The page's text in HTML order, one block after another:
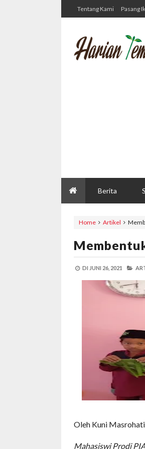
Tentang Kami Pasang
Berita
Home Artikel
DI JUNI 26, 2021
Oleh Kuni
Mahasiswi Prodi